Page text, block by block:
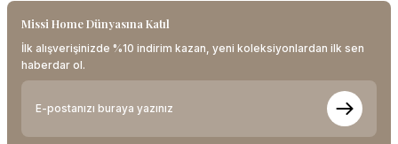
Missi Home Dünyasına Katıl
İlk alışverişinizde %10 indirim kazan, yeni koleksiyonlardan ilk sen
haberdar ol.